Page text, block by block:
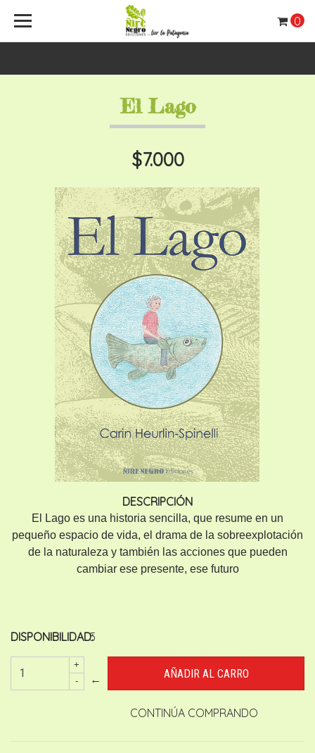
0
El Lago
$7.000
DESCRIPCIÓN
El Lago es una historia sencilla, que resume en un
pequeño espacio de vida, el drama de la sobreexplotación
de la naturaleza y también las acciones que pueden
cambiar ese presente, ese futuro
DISPONIBILIDAD:5
+
-
←
CONTINÚA COMPRANDO